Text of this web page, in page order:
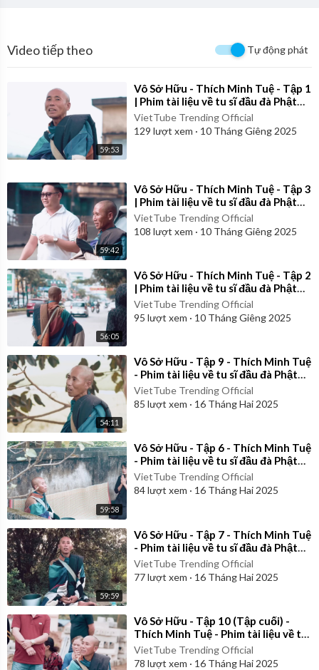
Video tiếp theo Tự động phát
59:53
⁣Vô Sở Hữu - Thích Minh Tuệ - Tập 1
| Phim tài liệu về tu sĩ đầu đà Phật
giáo Việt Nam
VietTube Trending Official
129 lượt xem · 10 Tháng Giêng 2025
59:42
⁣Vô Sở Hữu - Thích Minh Tuệ - Tập 3
| Phim tài liệu về tu sĩ đầu đà Phật
giáo Việt Nam
VietTube Trending Official
108 lượt xem · 10 Tháng Giêng 2025
56:05
⁣Vô Sở Hữu - Thích Minh Tuệ - Tập 2
| Phim tài liệu về tu sĩ đầu đà Phật
giáo Việt Nam
VietTube Trending Official
95 lượt xem · 10 Tháng Giêng 2025
54:11
⁣Vô Sở Hữu - Tập 9 - Thích Minh Tuệ
- Phim tài liệu về tu sĩ đầu đà Phật
giáo Việt Nam
VietTube Trending Official
85 lượt xem · 16 Tháng Hai 2025
59:58
⁣Vô Sở Hữu - Tập 6 - Thích Minh Tuệ
- Phim tài liệu về tu sĩ đầu đà Phật
giáo Việt Nam
VietTube Trending Official
84lượt xem · 16 Tháng Hai 2025
59:59
⁣Vô Sở Hữu - Tập 7 - Thích Minh Tuệ
- Phim tài liệu về tu sĩ đầu đà Phật
giáo Việt Nam
VietTube Trending Official
77lượt xem · 16 Tháng Hai 2025
⁣Vô Sở Hữu - Tập 10 (Tập cuối) -
Thích Minh Tuệ - Phim tài liệu về tu
sĩ đầu đà Phật giáo Việt Nam
VietTube Trending Official
78 lượt xem · 16 Tháng Hai 2025